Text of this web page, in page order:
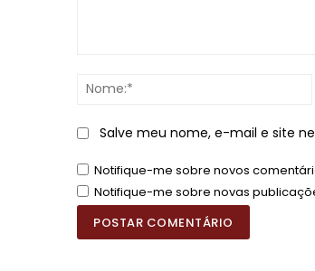
Salve meu nome, e-mail e site
Notifique-me sobre novos
Notifique-me sobre novas